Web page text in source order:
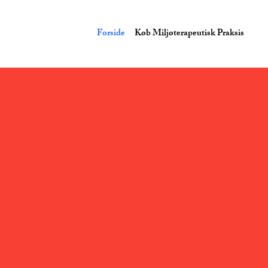
Forside Køb Miljøterapeutisk Praksis